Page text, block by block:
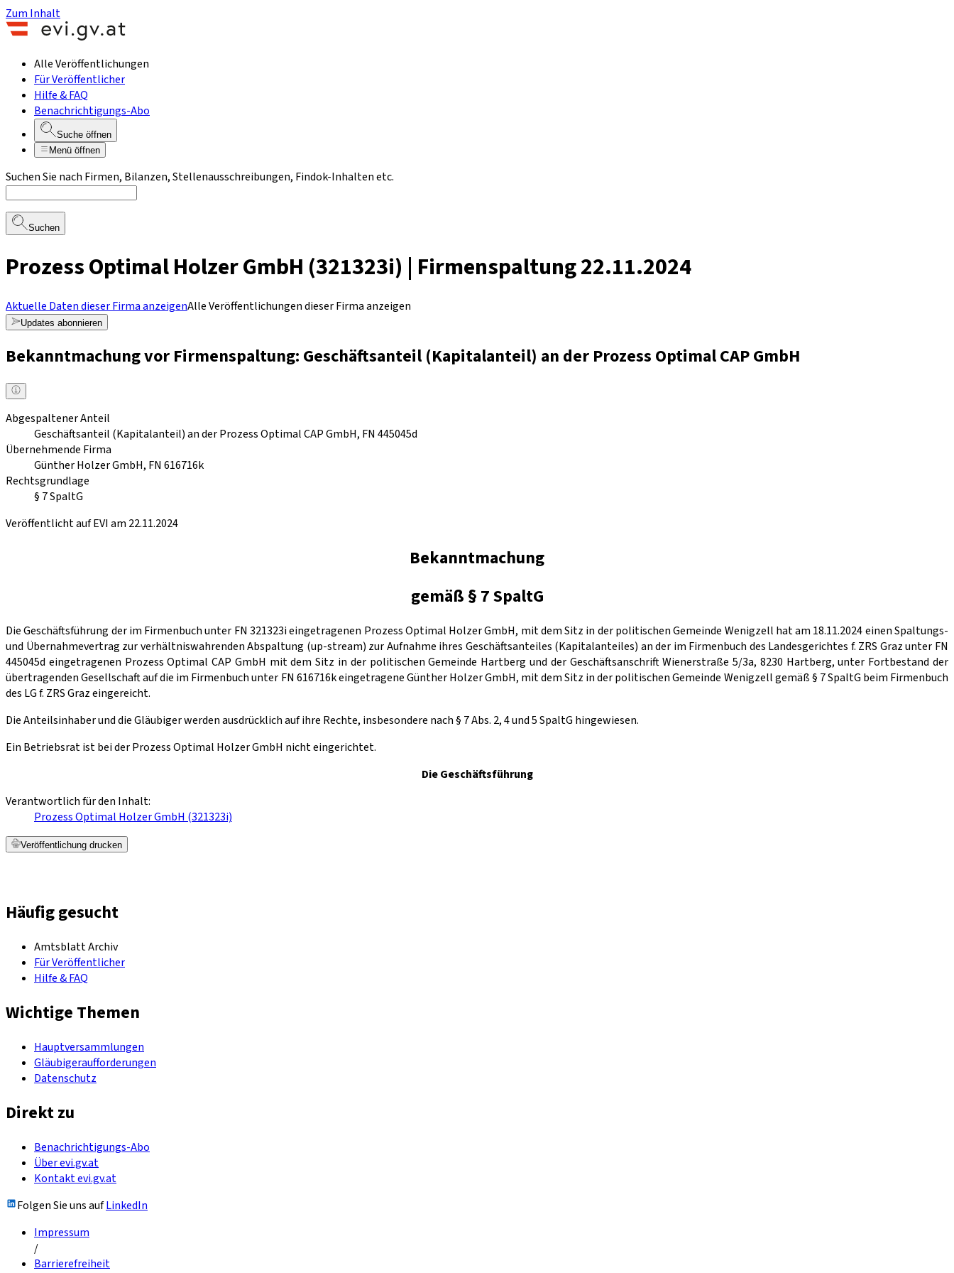
Zum Inhalt
Alle Veröffentlichungen
Für Veröffentlicher
Hilfe & FAQ
Benachrichtigungs-Abo
Suche öffnen
Menü öffnen
Suchen Sie nach Firmen, Bilanzen, Stellenausschreibungen, Findok-Inhalten etc.
Suchen
Prozess Optimal Holzer GmbH (321323i) | Firmenspaltung 22.11.2024
Aktuelle Daten dieser Firma anzeigenAlle Veröffentlichungen dieser Firma anzeigen
Updates abonnieren
Bekanntmachung vor Firmenspaltung: Geschäftsanteil (Kapitalanteil) an der Prozess Optimal CAP GmbH
Abgespaltener Anteil
Geschäftsanteil (Kapitalanteil) an der Prozess Optimal CAP GmbH, FN 445045d
Übernehmende Firma
Günther Holzer GmbH, FN 616716k
Rechtsgrundlage
§ 7 SpaltG
Veröffentlicht auf EVI am 22.11.2024
Bekanntmachung
gemäß § 7 SpaltG
Die Geschäftsführung der im Firmenbuch unter FN 321323i eingetragenen Prozess Optimal Holzer GmbH, mit dem Sitz in der politischen Gemeinde Wenigzell hat am 18.11.2024 einen Spaltungs-
und Übernahmevertrag zur verhältniswahrenden Abspaltung (up-stream) zur Aufnahme ihres Geschäftsanteiles (Kapitalanteiles) an der im Firmenbuch des Landesgerichtes f. ZRS Graz unter FN
445045d eingetragenen Prozess Optimal CAP GmbH mit dem Sitz in der politischen Gemeinde Hartberg und der Geschäftsanschrift Wienerstraße 5/3a, 8230 Hartberg, unter Fortbestand der
übertragenden Gesellschaft auf die im Firmenbuch unter FN 616716k eingetragene Günther Holzer GmbH, mit dem Sitz in der politischen Gemeinde Wenigzell gemäß § 7 SpaltG beim Firmenbuch
des LG f. ZRS Graz eingereicht.
Die Anteilsinhaber und die Gläubiger werden ausdrücklich auf ihre Rechte, insbesondere nach § 7 Abs. 2, 4 und 5 SpaltG hingewiesen.
Ein Betriebsrat ist bei der Prozess Optimal Holzer GmbH nicht eingerichtet.
Die Geschäftsführung
Verantwortlich für den Inhalt:
Prozess Optimal Holzer GmbH (321323i)
Veröffentlichung drucken
Häufig gesucht
Amtsblatt Archiv
Für Veröffentlicher
Hilfe & FAQ
Wichtige Themen
Hauptversammlungen
Gläubigeraufforderungen
Datenschutz
Direkt zu
Benachrichtigungs-Abo
Über evi.gv.at
Kontakt evi.gv.at
Folgen Sie uns aufLinkedIn
Impressum
/
Barrierefreiheit